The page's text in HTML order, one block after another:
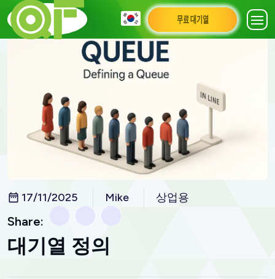
무료 대기열
17/11/2025 Mike 상업용
Share:
대기열 정의